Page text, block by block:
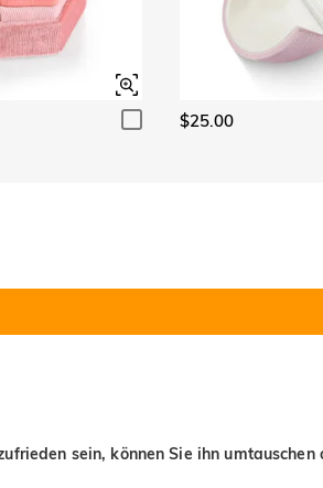
$25.00
sein, können Sie ihn umtauschen